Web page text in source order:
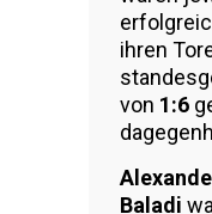
ihren
von 1:6
Baladi